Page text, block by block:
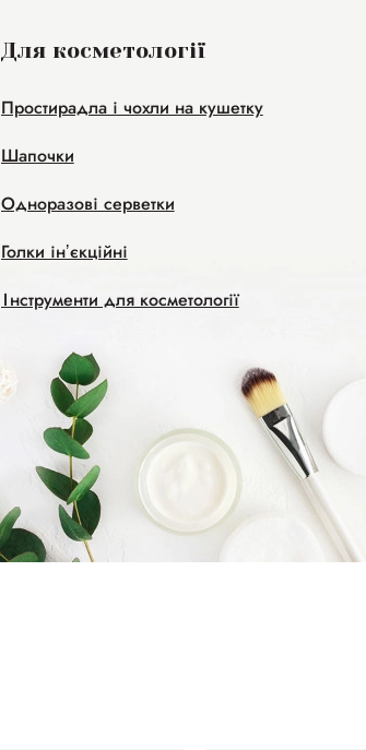
Для косметології
Простирадла і чохли на кушетку
Шапочки
Одноразові серветки
Голки інʼєкційні
Інструменти для косметології